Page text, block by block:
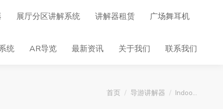
展厅分区讲解系统 讲解器租赁 广场舞耳机
统 AR导览 最新资讯 关于我们 联系我们
您在这里：
首页 导游讲解器 Indoo…